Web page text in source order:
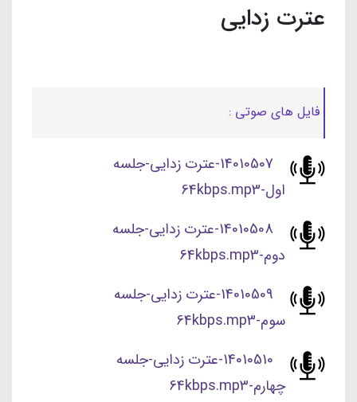
عترت زدایی
فایل های صوتی :
14010507-عترت زدایی-جلسه
اول-64kbps.mp3
14010508-عترت زدایی-جلسه
دوم-64kbps.mp3
14010509-عترت زدایی-جلسه
سوم-64kbps.mp3
14010510-عترت زدایی-جلسه
چهارم-64kbps.mp3